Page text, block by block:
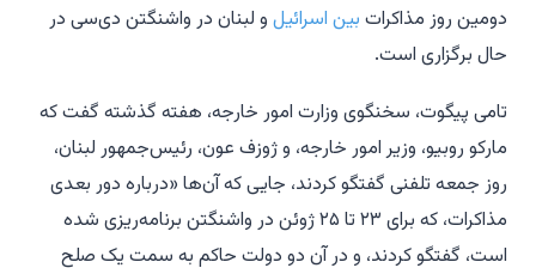
دومین روز مذاکرات بین اسرائیل و لبنان در واشنگتن دی‌سی در
حال برگزاری است.
تامی پیگوت، سخنگوی وزارت امور خارجه، هفته گذشته گفت که
مارکو روبیو، وزیر امور خارجه، و ژوزف عون، رئیس‌جمهور لبنان،
روز جمعه تلفنی گفتگو کردند، جایی که آن‌ها «درباره دور بعدی
مذاکرات، که برای ۲۳ تا ۲۵ ژوئن در واشنگتن برنامه‌ریزی شده
است، گفتگو کردند، و در آن دو دولت حاکم به سمت یک صلح